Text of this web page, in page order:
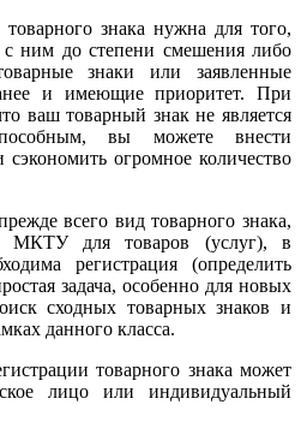
товарного знака нужна для того,
ним до степени смешения либо
знаки или заявленные
и имеющие приоритет. При
ваш товарный знак не является
вы можете внести
огромное количество
всего вид товарного знака,
МКТУ для товаров (услуг), в
регистрация (определить
задача, особенно для новых
сходных товарных знаков и
данного класса.
товарного знака может
лицо или индивидуальный